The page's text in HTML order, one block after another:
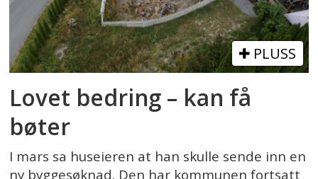
PLUSS
Lovet bedring – kan få
bøter
I mars sa huseieren at han skulle sende inn en
ny byggesøknad. Den har kommunen fortsatt